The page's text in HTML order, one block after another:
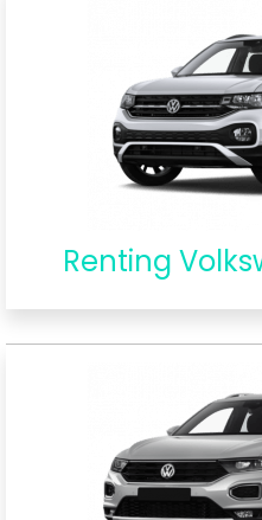
Renting